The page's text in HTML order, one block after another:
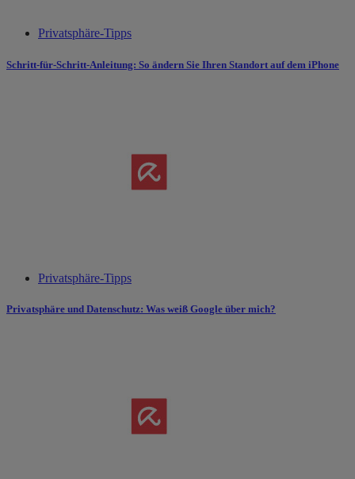
Privatsphäre-Tipps
Schritt-für-Schritt-Anleitung: So ändern Sie Ihren Standort auf dem iPhone
Privatsphäre-Tipps
Privatsphäre und Datenschutz: Was weiß Google über mich?